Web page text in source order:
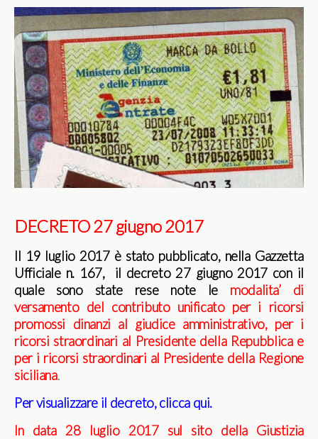
DECRETO 27 giugno 2017
Il 19 luglio 2017 è stato pubblicato, nella Gazzetta
Ufficiale n. 167, il decreto 27 giugno 2017 con il
quale sono state rese note le
modalita’ di
versamento del contributo unificato per i ricorsi
promossi dinanzi al giudice amministrativo, per i
ricorsi straordinari al Presidente della Repubblica e
per i ricorsi straordinari al Presidente della Regione
siciliana.
Per visualizzare il decreto, clicca qui.
In data 28 luglio 2017 sul sito della Giustizia